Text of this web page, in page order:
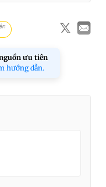
ưu tiên
hướng dẫn.